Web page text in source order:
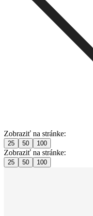
Zobraziť na stránke:
25 50 100
Zobraziť na stránke:
25 50 100